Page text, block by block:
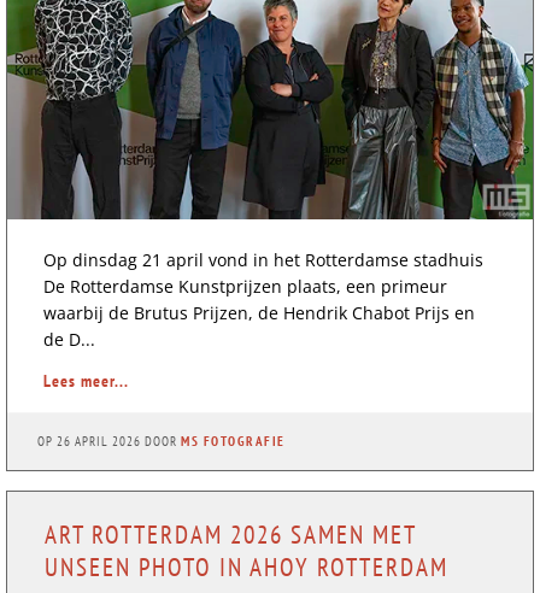
Op dinsdag 21 april vond in het Rotterdamse stadhuis
De Rotterdamse Kunstprijzen plaats, een primeur
waarbij de Brutus Prijzen, de Hendrik Chabot Prijs en
de D...
Lees meer...
OP 26 APRIL 2026 DOORMS FOTOGRAFIE
ART ROTTERDAM 2026 SAMEN MET
UNSEEN PHOTO IN AHOY ROTTERDAM